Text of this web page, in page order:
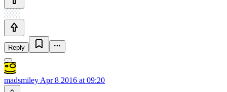
Reply
madsmiley Apr 8 2016 at 09:20